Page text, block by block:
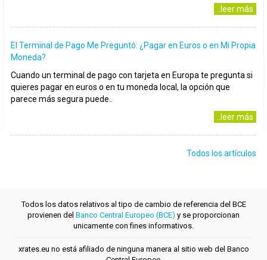
..leer más
El Terminal de Pago Me Preguntó: ¿Pagar en Euros o en Mi Propia
Moneda?
Cuando un terminal de pago con tarjeta en Europa te pregunta si
quieres pagar en euros o en tu moneda local, la opción que
parece más segura puede..
..leer más
Todos los artículos
Todos los datos relativos al tipo de cambio de referencia del BCE
provienen del Banco Central Europeo (BCE) y se proporcionan
unicamente con fines informativos.
xrates.eu no está afiliado de ninguna manera al sitio web del Banco